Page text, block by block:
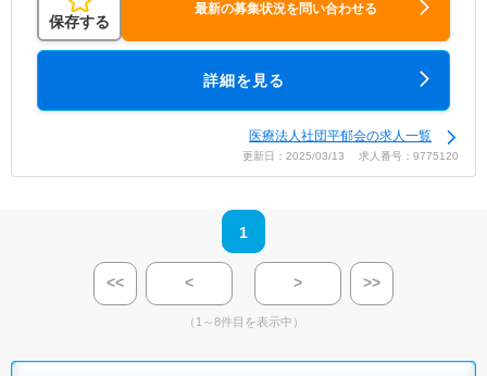
保存する
最新の募集状況を問い合わせる
詳細を見る
医療法人社団平郁会の求人一覧
更新日：2025/03/13 求人番号：9775120
1
<< < > >>
（1～8件目を表示中）